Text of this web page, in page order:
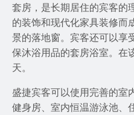
套房，是长期居住的宾客的
的装饰和现代化家具装修而
景的落地窗。宾客还可以享
保沐浴用品的套房浴室。在
天。
盛捷宾客可以使用完善的室
健身房、室内恒温游泳池、